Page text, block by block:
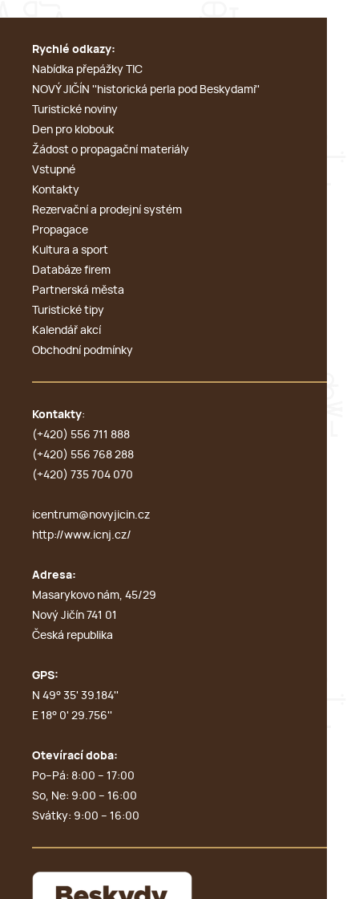
Rychlé odkazy:
Nabídka přepážky TIC
NOVÝ JIČÍN ''historická perla pod Beskydami''
Turistické noviny
Den pro klobouk
Žádost o propagační materiály
Vstupné
Kontakty
Rezervační a prodejní systém
Propagace
Kultura a sport
Databáze firem
Partnerská města
Turistické tipy
Kalendář akcí
Obchodní podmínky
Kontakty:
(+420) 556 711 888
(+420) 556 768 288
(+420) 735 704 070
icentrum@novyjicin.cz
http://www.icnj.cz/
Adresa:
Masarykovo nám, 45/29
Nový Jičín 741 01
Česká republika
GPS:
N 49° 35' 39.184''
E 18° 0' 29.756''
Otevírací doba:
Po–Pá: 8:00 – 17:00
So, Ne: 9:00 – 16:00
Svátky: 9:00 – 16:00